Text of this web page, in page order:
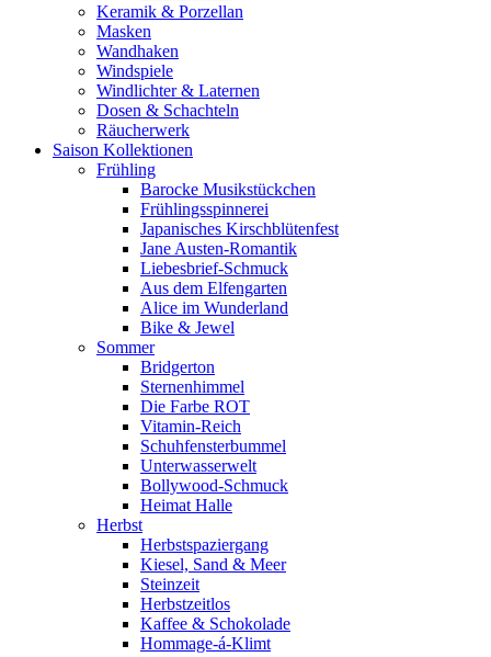
Keramik & Porzellan
Masken
Wandhaken
Windspiele
Windlichter & Laternen
Dosen & Schachteln
Räucherwerk
Saison Kollektionen
Frühling
Barocke Musikstückchen
Frühlingsspinnerei
Japanisches Kirschblütenfest
Jane Austen-Romantik
Liebesbrief-Schmuck
Aus dem Elfengarten
Alice im Wunderland
Bike & Jewel
Sommer
Bridgerton
Sternenhimmel
Die Farbe ROT
Vitamin-Reich
Schuhfensterbummel
Unterwasserwelt
Bollywood-Schmuck
Heimat Halle
Herbst
Herbstspaziergang
Kiesel, Sand & Meer
Steinzeit
Herbstzeitlos
Kaffee & Schokolade
Hommage-á-Klimt